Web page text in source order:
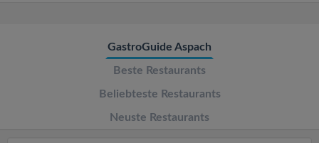
GastroGuide Aspach
Beste Restaurants
Beliebteste Restaurants
Neuste Restaurants